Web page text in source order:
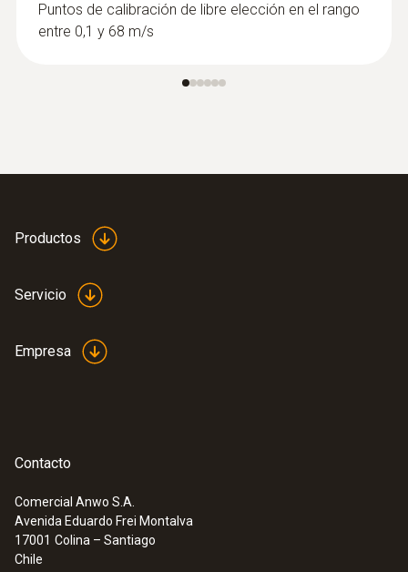
Puntos de calibración de libre elección en el rango
entre 0,1 y 68 m/s
Productos
Servicio
Empresa
Contacto
Comercial Anwo S.A.
Avenida Eduardo Frei Montalva
17001 Colina – Santiago
Chile